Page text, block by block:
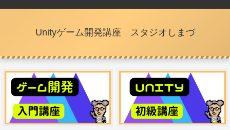
Unityゲーム開発講座 スタジオしまづ